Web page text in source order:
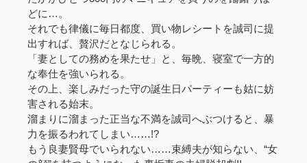
どに…。
それでも律儀に毎日都度、買い物レシートを誠司に提
出すれば、贅沢だとなじられる。
「妻としての務めを果たせ」と、毎晩、寝室で一方的
な奉仕を強いられる。
その上、楽しみだった守の誕生日パーティーも姑に妨
害される始末。
溜まりに溜まった正当な不満を誠司へぶつけると、暴
力を振るわれてしまい……!?
もう良妻賢母でいられない……束縛夫が知らない、“女